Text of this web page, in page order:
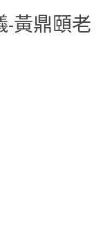
-黃鼎頤老